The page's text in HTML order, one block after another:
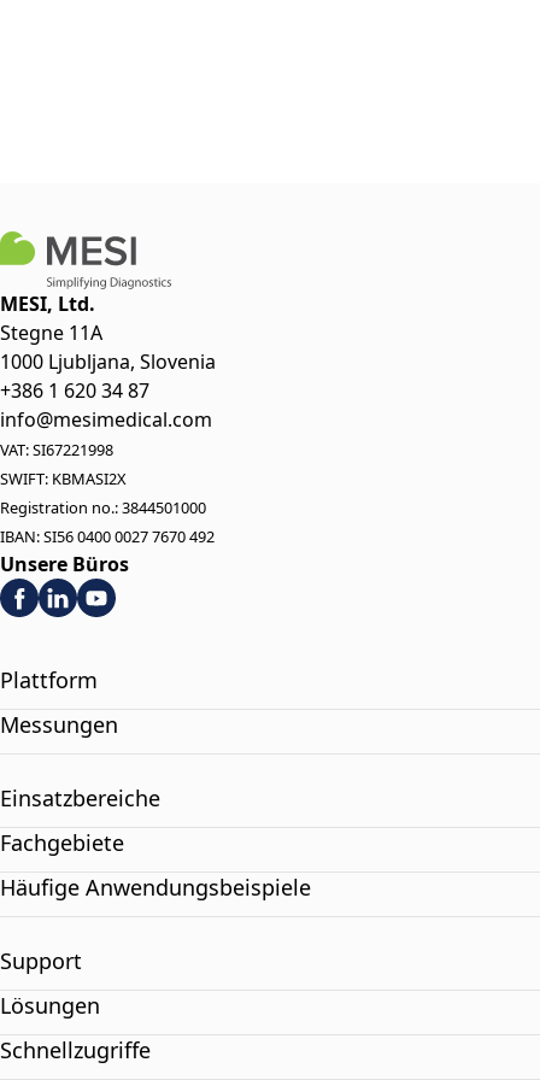
MESI, Ltd.
Stegne 11A
1000 Ljubljana, Slovenia
+386 1 620 34 87
info@mesimedical.com
VAT: SI67221998
SWIFT: KBMASI2X
Registration no.: 3844501000
IBAN: SI56 0400 0027 7670 492
Unsere Büros
Plattform
Messungen
Einsatzbereiche
Fachgebiete
Häufige Anwendungsbeispiele
Support
Lösungen
Schnellzugriffe